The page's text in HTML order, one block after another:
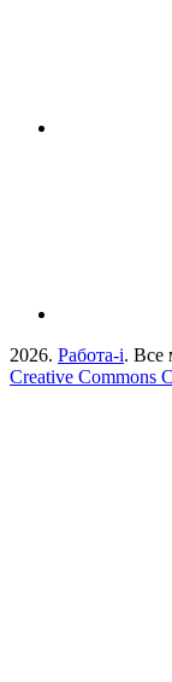
2026. Работа-i. Все
Creative Commons